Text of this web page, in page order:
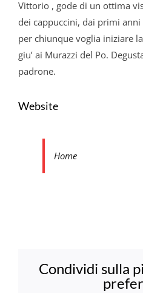
Vittorio , gode di un ottima
dei cappuccini, dai primi
per chiunque voglia iniziare
giu’ ai Murazzi del Po.
padrone.
Website
Home
Condividi sulla